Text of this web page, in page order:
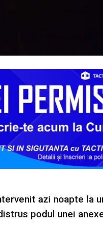
azi noapte la
podul unei